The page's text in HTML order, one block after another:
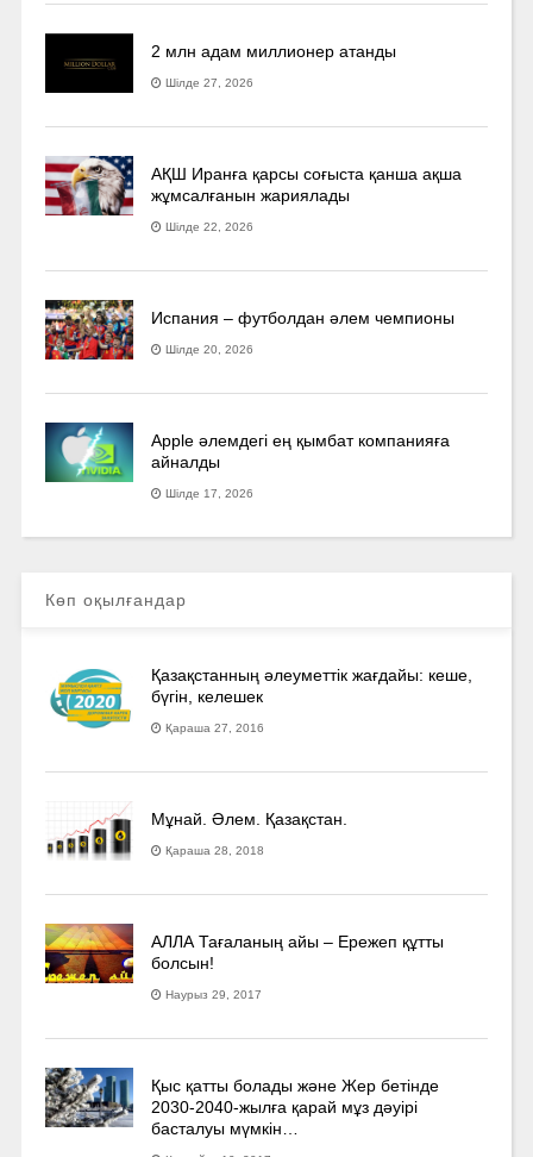
2 млн адам миллионер атанды
Шілде 27, 2026
АҚШ Иранға қарсы соғыста қанша ақша
жұмсалғанын жариялады
Шілде 22, 2026
Испания – футболдан әлем чемпионы
Шілде 20, 2026
Apple әлемдегі ең қымбат компанияға
айналды
Шілде 17, 2026
Көп оқылғандар
Қазақстанның әлеуметтік жағдайы: кеше,
бүгін, келешек
Қараша 27, 2016
Мұнай. Әлем. Қазақстан.
Қараша 28, 2018
АЛЛА Тағаланың айы – Ережеп құтты
болсын!
Наурыз 29, 2017
Қыс қатты болады және Жер бетінде
2030-2040­-жылға қарай мұз дәуірі
басталуы мүмкін…